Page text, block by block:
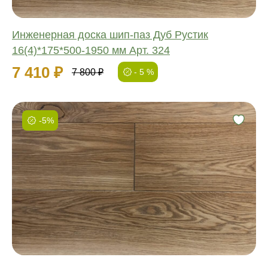
Инженерная доска шип-паз Дуб Рустик
16(4)*175*500-1950 мм Арт. 324
7 410 ₽ 7 800 ₽ - 5 %
-5%
Фаска:
Соединение:
Обработка:
Длина:
Ширина:
Толщина: